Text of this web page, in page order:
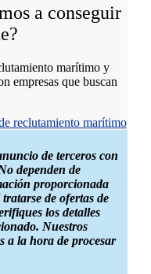
a conseguir
marítimo y
empresas que buscan
reclutamiento marítimo
de terceros con
dependen de
proporcionada
de ofertas de
los detalles
Nuestros
a la hora de procesar